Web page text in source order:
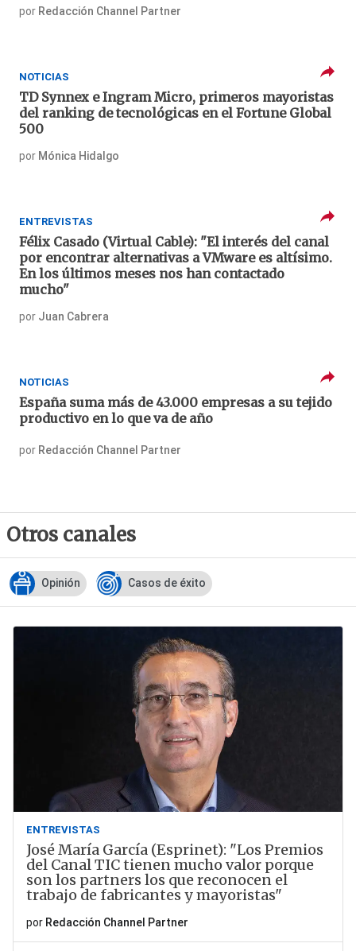
por Redacción Channel Partner
NOTICIAS
TD Synnex e Ingram Micro, primeros mayoristas
del ranking de tecnológicas en el Fortune Global
500
por Mónica Hidalgo
ENTREVISTAS
Félix Casado (Virtual Cable): "El interés del canal
por encontrar alternativas a VMware es altísimo.
En los últimos meses nos han contactado
mucho"
por Juan Cabrera
NOTICIAS
España suma más de 43.000 empresas a su tejido
productivo en lo que va de año
por Redacción Channel Partner
Otros canales
Opinión Casos de éxito
ENTREVISTAS
José María García (Esprinet): "Los Premios
del Canal TIC tienen mucho valor porque
son los partners los que reconocen el
trabajo de fabricantes y mayoristas"
por Redacción Channel Partner